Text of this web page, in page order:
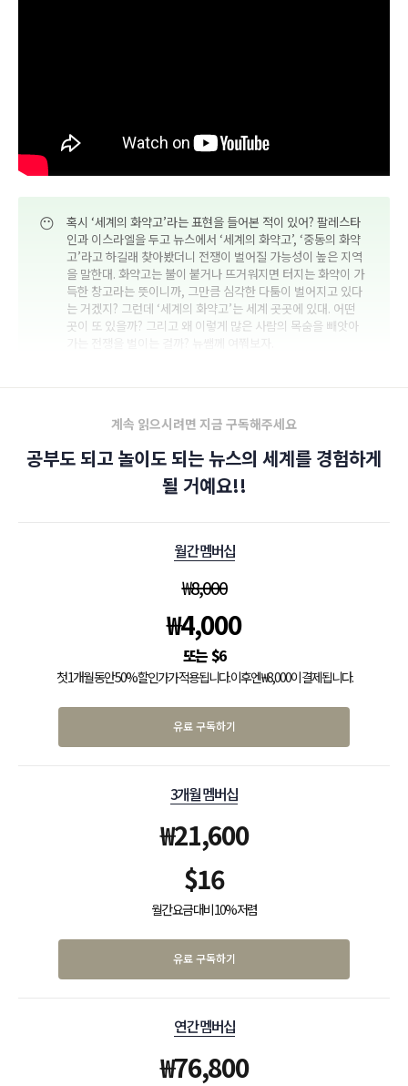
😶
혹시 ‘세계의 화약고’라는 표현을 들어본 적이 있어? 팔레스타
인과 이스라엘을 두고 뉴스에서 ‘세계의 화약고’, ‘중동의 화약
고’라고 하길래 찾아봤더니 전쟁이 벌어질 가능성이 높은 지역
을 말한대. 화약고는 불이 붙거나 뜨거워지면 터지는 화약이 가
득한 창고라는 뜻이니까, 그만큼 심각한 다툼이 벌어지고 있다
는 거겠지? 그런데 ‘세계의 화약고’는 세계 곳곳에 있대. 어떤
곳이 또 있을까? 그리고 왜 이렇게 많은 사람의 목숨을 빼앗아
계속 읽으시려면 지금 구독해주세요
공부도 되고 놀이도 되는 뉴스의 세계를 경험하게
될 거예요!!
월간 멤버십
₩8,000
₩4,000
$6
첫 1개월 동안 50% 할인가가 적용됩니다. 이후엔 ₩8,000이 결제됩니다.
유료 구독하기
3개월 멤버십
₩21,600
$16
월간 요금 대비 10% 저렴
유료 구독하기
연간 멤버십
₩76,800